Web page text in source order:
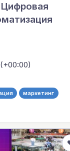
Цифровая
маркетинг